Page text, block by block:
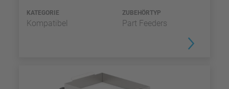
KATEGORIE
Kompatibel
ZUBEHÖRTYP
Part Feeders